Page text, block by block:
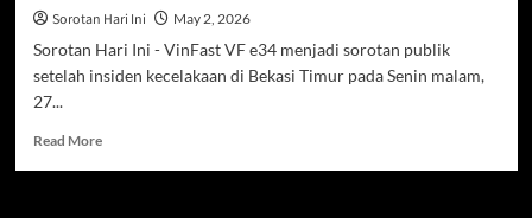
Sorotan Hari Ini May 2, 2026
Sorotan Hari Ini - VinFast VF e34 menjadi sorotan publik
setelah insiden kecelakaan di Bekasi Timur pada Senin malam,
27...
Read MoreRead